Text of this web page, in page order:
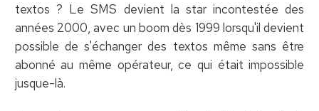
textos ? Le SMS devient la star incontestée des
années 2000, avec un boom dès 1999 lorsqu'il devient
possible de s'échanger des textos même sans être
abonné au même opérateur, ce qui était impossible
jusque-là.